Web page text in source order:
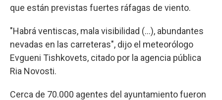
que están previstas fuertes ráfagas de viento.
"Habrá ventiscas, mala visibilidad (...), abundantes
nevadas en las carreteras", dijo el meteorólogo
Evgueni Tishkovets, citado por la agencia pública
Ria Novosti.
Cerca de 70.000 agentes del ayuntamiento fueron